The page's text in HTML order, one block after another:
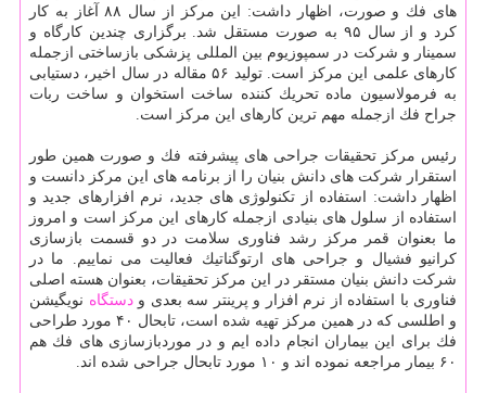
های فك و صورت، اظهار داشت: این مركز از سال ۸۸ آغاز به كار
كرد و از سال ۹۵ به صورت مستقل شد. برگزاری چندین كارگاه و
سمینار و شركت در سمپوزیوم بین المللی پزشكی بازساختی ازجمله
كارهای علمی این مركز است. تولید ۵۶ مقاله در سال اخیر، دستیابی
به فرمولاسیون ماده تحریك كننده ساخت استخوان و ساخت ربات
جراح فك ازجمله مهم ترین كارهای این مركز است.
رئیس مركز تحقیقات جراحی های پیشرفته فك و صورت همین طور
استقرار شركت های دانش بنیان را از برنامه های این مركز دانست و
اظهار داشت: استفاده از تكنولوژی های جدید، نرم افزارهای جدید و
استفاده از سلول های بنیادی ازجمله كارهای این مركز است و امروز
ما بعنوان قمر مركز رشد فناوری سلامت در دو قسمت بازسازی
كرانیو فشیال و جراحی های ارتوگناتیك فعالیت می نماییم. ما در
شركت دانش بنیان مستقر در این مركز تحقیقات، بعنوان هسته اصلی
فناوری با استفاده از نرم افزار و پرینتر سه بعدی ودستگاه نویگیشن
و اطلسی كه در همین مركز تهیه شده است، تابحال ۴۰ مورد طراحی
فك برای این بیماران انجام داده ایم و در موردبازسازی های فك هم
۶۰ بیمار مراجعه نموده اند و ۱۰ مورد تابحال جراحی شده اند.